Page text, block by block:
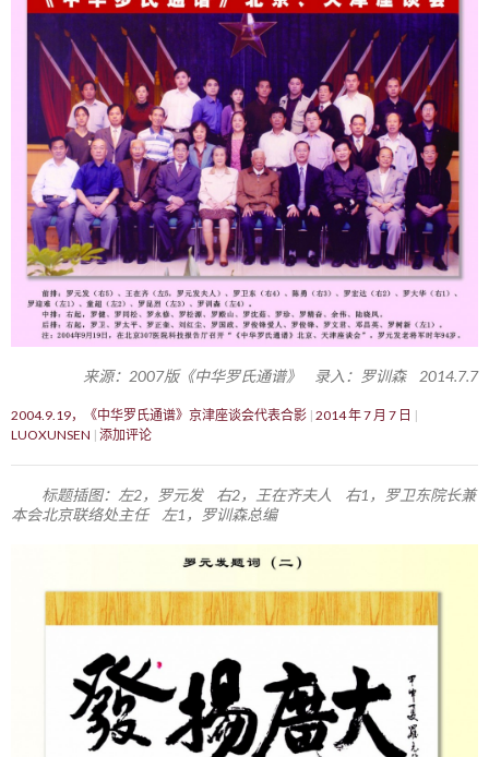
来源：2007版《中华罗氏通谱》 录入：罗训森 2014.7.7
2004.9.19，《中华罗氏通谱》京津座谈会代表合影 2014 年 7 月 7 日
LUOXUNSEN 添加评论
标题插图：左2，罗元发 右2，王在齐夫人 右1，罗卫东院长兼
本会北京联络处主任 左1，罗训森总编